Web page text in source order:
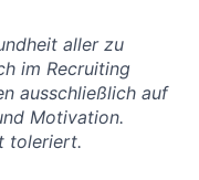
aller zu
im Recruiting
ausschließlich auf
Motivation.
toleriert.